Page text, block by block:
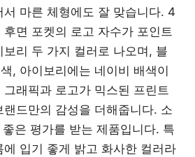
서 마른 체형에도 잘 맞습니다. 4
면 포켓의 로고 자수가 포인트
리 두 가지 컬러로 나오며, 블
, 아이보리에는 네이비 배색이
래픽과 로고가 믹스된 프린트
드만의 감성을 더해줍니다. 소
은 평가를 받는 제품입니다. 특
입기 좋게 밝고 화사한 컬러라